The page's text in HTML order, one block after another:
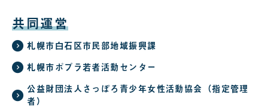
共同運営
札幌市白石区市民部地域振興課
札幌市ポプラ若者活動センター
公益財団法人さっぽろ青少年女性活動協会（指定管理
者）